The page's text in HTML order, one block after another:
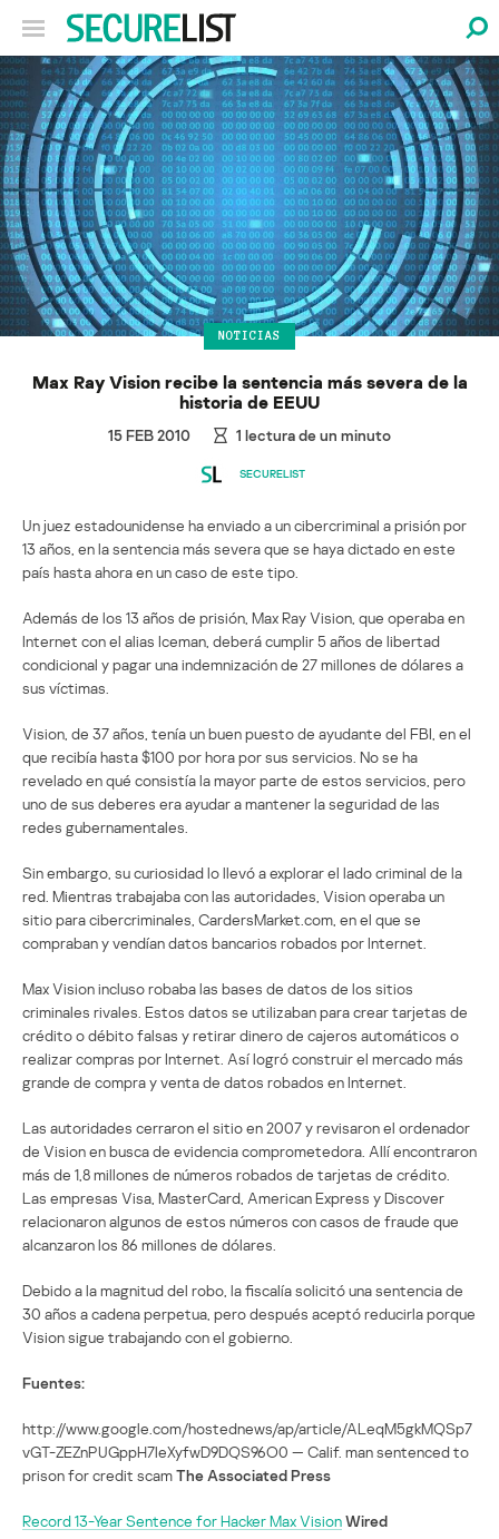
NOTICIAS
Max Ray Vision recibe la sentencia más severa de la
historia de EEUU
15 FEB 2010 1 lectura de un minuto
SECURELIST
Un juez estadounidense ha enviado a un cibercriminal a prisión por
13 años, en la sentencia más severa que se haya dictado en este
país hasta ahora en un caso de este tipo.
Además de los 13 años de prisión, Max Ray Vision, que operaba en
Internet con el alias Iceman, deberá cumplir 5 años de libertad
condicional y pagar una indemnización de 27 millones de dólares a
sus víctimas.
Vision, de 37 años, tenía un buen puesto de ayudante del FBI, en el
que recibía hasta $100 por hora por sus servicios. No se ha
revelado en qué consistía la mayor parte de estos servicios, pero
uno de sus deberes era ayudar a mantener la seguridad de las
redes gubernamentales.
Sin embargo, su curiosidad lo llevó a explorar el lado criminal de la
red. Mientras trabajaba con las autoridades, Vision operaba un
sitio para cibercriminales, CardersMarket.com, en el que se
compraban y vendían datos bancarios robados por Internet.
Max Vision incluso robaba las bases de datos de los sitios
criminales rivales. Estos datos se utilizaban para crear tarjetas de
crédito o débito falsas y retirar dinero de cajeros automáticos o
realizar compras por Internet. Así logró construir el mercado más
grande de compra y venta de datos robados en Internet.
Las autoridades cerraron el sitio en 2007 y revisaron el ordenador
de Vision en busca de evidencia comprometedora. Allí encontraron
más de 1,8 millones de números robados de tarjetas de crédito.
Las empresas Visa, MasterCard, American Express y Discover
relacionaron algunos de estos números con casos de fraude que
alcanzaron los 86 millones de dólares.
Debido a la magnitud del robo, la fiscalía solicitó una sentencia de
30 años a cadena perpetua, pero después aceptó reducirla porque
Vision sigue trabajando con el gobierno.
Fuentes:
http://www.google.com/hostednews/ap/article/ALeqM5gkMQSp7
vGT-ZEZnPUGppH7leXyfwD9DQS96O0 — Calif. man sentenced to
prison for credit scamThe Associated Press
Record 13-Year Sentence for Hacker Max VisionWired